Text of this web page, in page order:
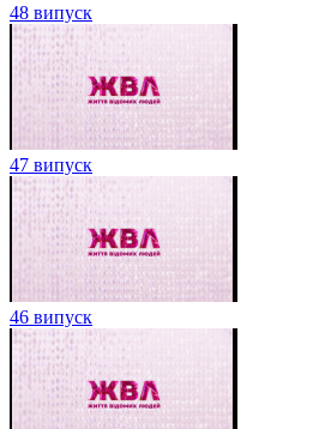
48 випуск
47 випуск
46 випуск